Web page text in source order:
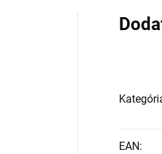
EAN: